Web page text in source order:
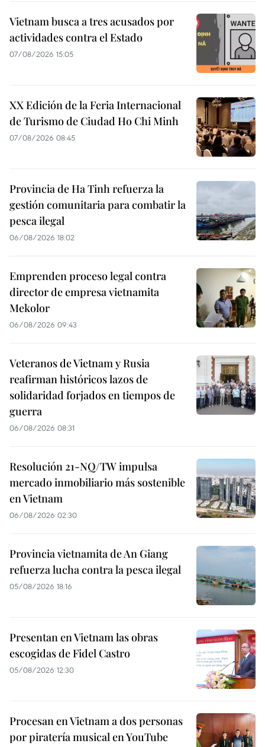
Vietnam busca a tres acusados por
actividades contra el Estado
07/08/2026 15:05
XX Edición de la Feria Internacional
de Turismo de Ciudad Ho Chi Minh
07/08/2026 08:45
Provincia de Ha Tinh refuerza la
gestión comunitaria para combatir la
pesca ilegal
06/08/2026 18:02
Emprenden proceso legal contra
director de empresa vietnamita
Mekolor
06/08/2026 09:43
Veteranos de Vietnam y Rusia
reafirman históricos lazos de
solidaridad forjados en tiempos de
guerra
06/08/2026 08:31
Resolución 21-NQ/TW impulsa
mercado inmobiliario más sostenible
en Vietnam
06/08/2026 02:30
Provincia vietnamita de An Giang
refuerza lucha contra la pesca ilegal
05/08/2026 18:16
Presentan en Vietnam las obras
escogidas de Fidel Castro
05/08/2026 12:30
Procesan en Vietnam a dos personas
por piratería musical en YouTube